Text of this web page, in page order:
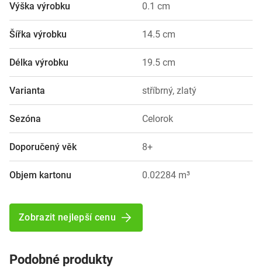
Výška výrobku 0.1 cm
Šířka výrobku 14.5 cm
Délka výrobku 19.5 cm
Varianta stříbrný, zlatý
Sezóna Celorok
Doporučený věk 8+
Objem kartonu 0.02284 m³
Zobrazit nejlepší cenu
Podobné produkty